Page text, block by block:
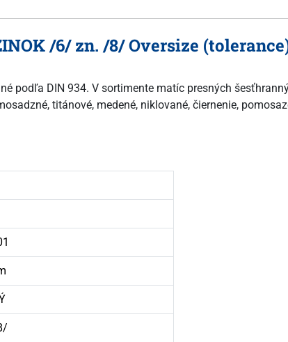
/6/ zn. /8/ Oversize
podľa DIN 934. V sortimente matíc presných
titánové, medené, niklované, čiernenie,